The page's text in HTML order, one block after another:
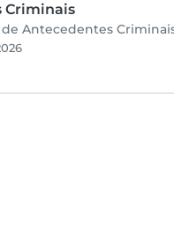
Criminais
Antecedentes